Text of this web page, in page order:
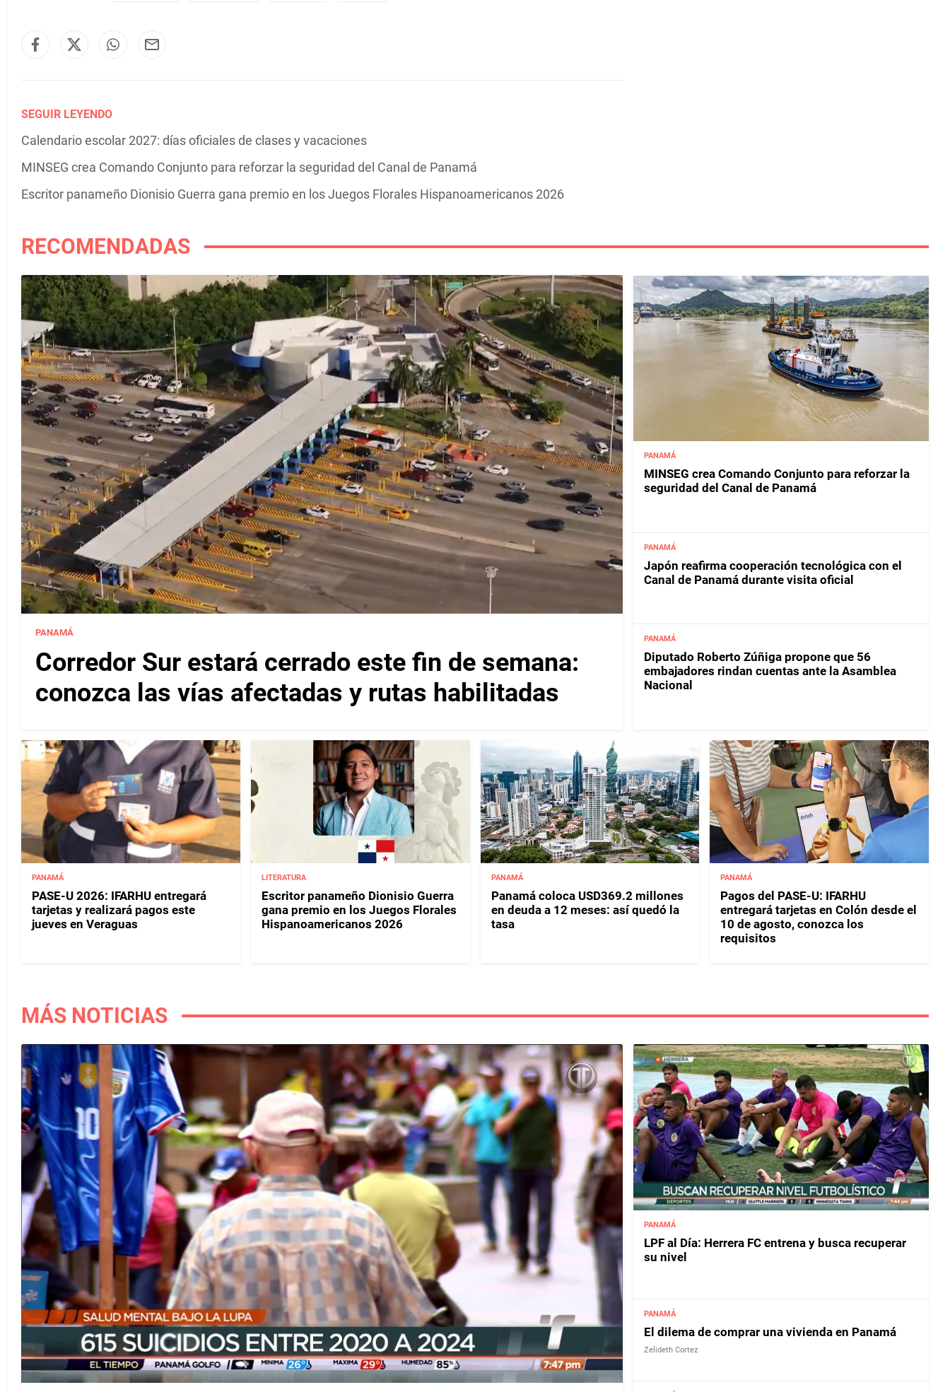
SEGUIR LEYENDO
Calendario escolar 2027: días oficiales de clases y vacaciones
MINSEG crea Comando Conjunto para reforzar la seguridad del Canal de Panamá
Escritor panameño Dionisio Guerra gana premio en los Juegos Florales Hispanoamericanos 2026
RECOMENDADAS
PANAMÁ
Corredor Sur estará cerrado este fin de semana:
conozca las vías afectadas y rutas habilitadas
PANAMÁ
MINSEG crea Comando Conjunto para reforzar la
seguridad del Canal de Panamá
PANAMÁ
Japón reafirma cooperación tecnológica con el
Canal de Panamá durante visita oficial
PANAMÁ
Diputado Roberto Zúñiga propone que 56
embajadores rindan cuentas ante la Asamblea
Nacional
PANAMÁ
PASE-U 2026: IFARHU entregará
tarjetas y realizará pagos este
jueves en Veraguas
LITERATURA
Escritor panameño Dionisio Guerra
gana premio en los Juegos Florales
Hispanoamericanos 2026
PANAMÁ
Panamá coloca USD369.2 millones
en deuda a 12 meses: así quedó la
tasa
PANAMÁ
Pagos del PASE-U: IFARHU
entregará tarjetas en Colón desde el
10 de agosto, conozca los
requisitos
MÁS NOTICIAS
PANAMÁ
LPF al Día: Herrera FC entrena y busca recuperar
su nivel
PANAMÁ
El dilema de comprar una vivienda en Panamá
Zelideth Cortez